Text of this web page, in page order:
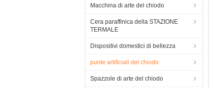
Macchina di arte del chiodo
Cera paraffinica della STAZIONE
TERMALE
Dispositivi domestici di bellezza
punte artificiali del chiodo
Spazzole di arte del chiodo